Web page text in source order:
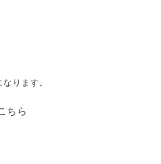
ります。
ちら